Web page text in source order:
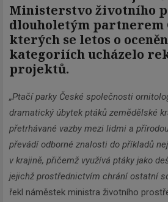
Ministerstvo životního
dlouholetým partnerem
kterých se letos o
kategoriích ucházelo
projektů.
„Ptačí parky České společnosti
dramatický úbytek ptáků zemědělské
přetrhávané vazby mezi lidmi a
převádí odborné znalosti do příkladů
v krajině, přičemž využívá ptáky jako
jejichž prostřednictvím chrání ostatní
řekl náměstek ministra životního